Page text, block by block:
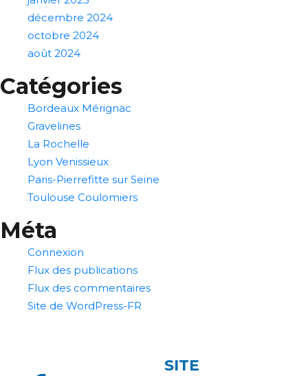
décembre 2024
octobre 2024
août 2024
Catégories
Bordeaux Mérignac
Gravelines
La Rochelle
Lyon Venissieux
Paris-Pierrefitte sur Seine
Toulouse Coulomiers
Méta
Connexion
Flux des publications
Flux des commentaires
Site de WordPress-FR
SITE